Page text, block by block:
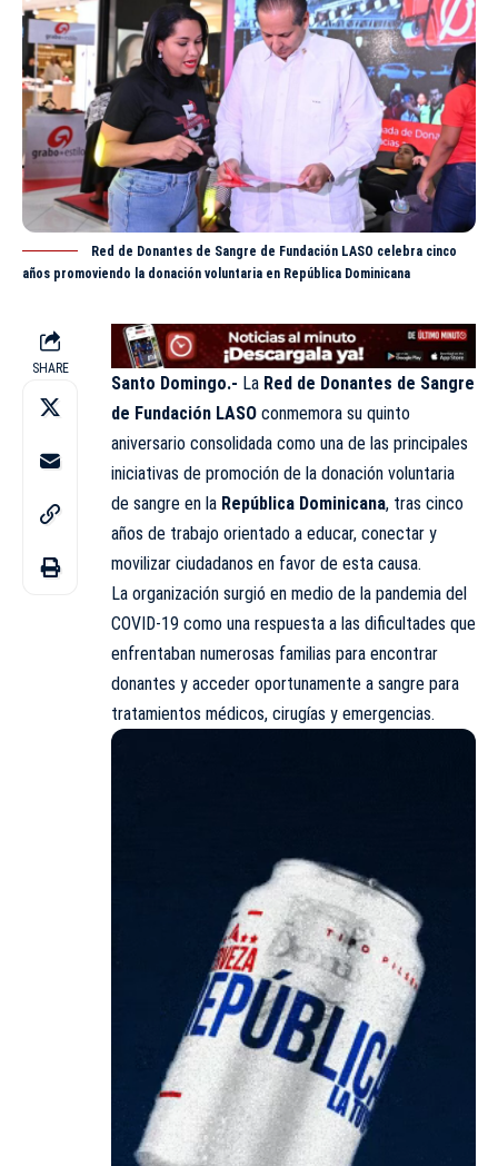
Red de Donantes de Sangre de Fundación LASO celebra cinco
años promoviendo la donación voluntaria en República Dominicana
SHARE
Santo Domingo.- La Red de Donantes de Sangre
de Fundación LASO conmemora su quinto
aniversario consolidada como una de las principales
iniciativas de promoción de la donación voluntaria
de sangre en la República Dominicana, tras cinco
años de trabajo orientado a educar, conectar y
movilizar ciudadanos en favor de esta causa.
La organización surgió en medio de la pandemia del
COVID-19 como una respuesta a las dificultades que
enfrentaban numerosas familias para encontrar
donantes y acceder oportunamente a sangre para
tratamientos médicos, cirugías y emergencias.